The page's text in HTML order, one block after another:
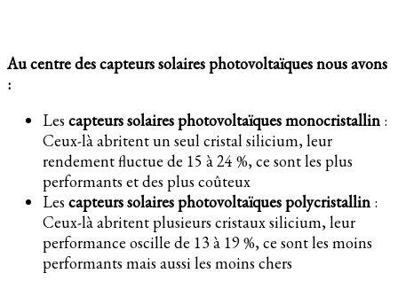
Au centre des capteurs solaires photovoltaïques nous avons
:
Les capteurs solaires photovoltaïques monocristallin :
Ceux-là abritent un seul cristal silicium, leur
rendement fluctue de 15 à 24 %, ce sont les plus
performants et des plus coûteux
Les capteurs solaires photovoltaïques polycristallin :
Ceux-là abritent plusieurs cristaux silicium, leur
performance oscille de 13 à 19 %, ce sont les moins
performants mais aussi les moins chers